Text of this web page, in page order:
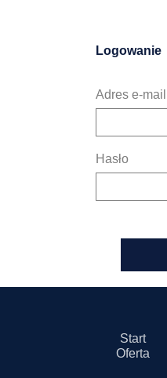
Logowanie
Adres e-mail
Hasło
Start
Oferta